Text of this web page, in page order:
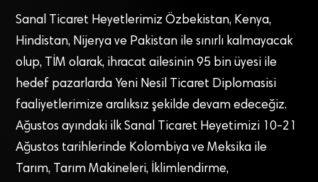
Sanal Ticaret Heyetlerimiz Özbekistan, Kenya,
Hindistan, Nijerya ve Pakistan ile sınırlı kalmayacak
olup, TİM olarak, ihracat ailesinin 95 bin üyesi ile
hedef pazarlarda Yeni Nesil Ticaret Diplomasisi
faaliyetlerimize aralıksız şekilde devam edeceğiz.
Ağustos ayındaki ilk Sanal Ticaret Heyetimizi 10-21
Ağustos tarihlerinde Kolombiya ve Meksika ile
Tarım, Tarım Makineleri, İklimlendirme,